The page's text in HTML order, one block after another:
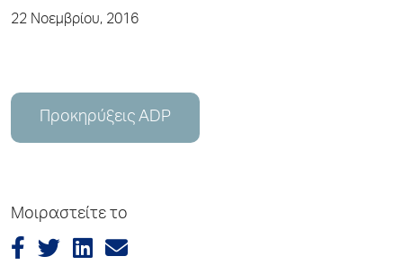
22 Νοεμβρίου, 2016
Προκηρύξεις ADP
Μοιραστείτε το